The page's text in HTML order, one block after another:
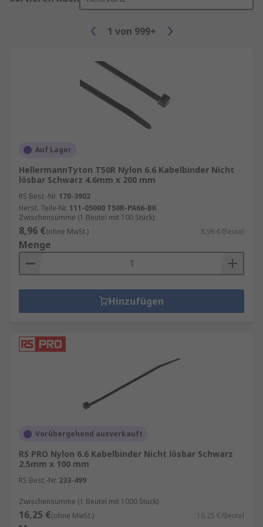
Kabelführung, wie Kabelabdeckungen,
Kabeldurchführungstüllen,
Kabelaufbewahrung, Spiralschläuche,
Kabelmuffen und -hülsen - große Auswahl
an breiten Kabelkonfektionierungen von
Kabelmuffen, Kabelhülsen, Kabelschläuche,
Wärmeschrumpfschläuchen,
Flachbandkabel - wir führen eine große
Kabelkonfektionierungen in einer Vielzahl
von Steckverbindern, Farben und Längen.
Hier finden Sie mehr Informationen zu
Schaltdraht
1 von 999+
Auf Lager
HellermannTyton T50R Nylon 6.6 Kabelbinder Nicht
lösbar Schwarz 4.6mm x 200 mm
RS Best.-Nr. 170-3902
Herst. Teile-Nr. 111-05000 T50R-PA66-BK
Zwischensumme (1 Beutel mit 100 Stück)
8,96 €(ohne MwSt.) 8,96 €/Beutel
Menge
Hinzufügen
Vorübergehend ausverkauft
RS PRO Nylon 6.6 Kabelbinder Nicht lösbar Schwarz
2.5mm x 100 mm
RS Best.-Nr. 233-499
Zwischensumme (1 Beutel mit 1000 Stück)
16,25 €(ohne MwSt.) 16,25 €/Beutel